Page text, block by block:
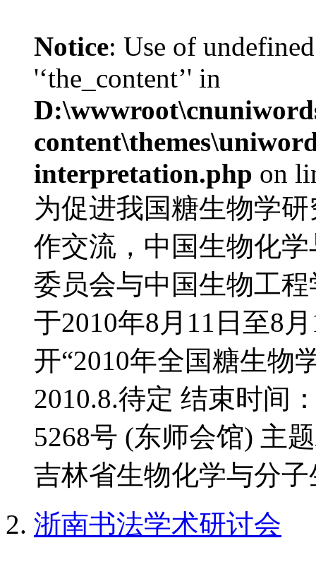
Notice: Use of
'‘the_content’' in
interpretation.php on
为促进我国糖生物学
作交流，中国生物化
委员会与中国生物工
于2010年8月11日至8
开“2010年全国糖生物
2010.8.待定 结束时间
5268号 (东师会馆) 主
吉林省生物化学与分
浙南书法学术研讨会